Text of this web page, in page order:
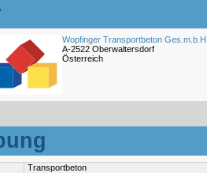
Wopfinger Transportbeton
A-2522 Oberwaltersdorf
Österreich
Transportbeton